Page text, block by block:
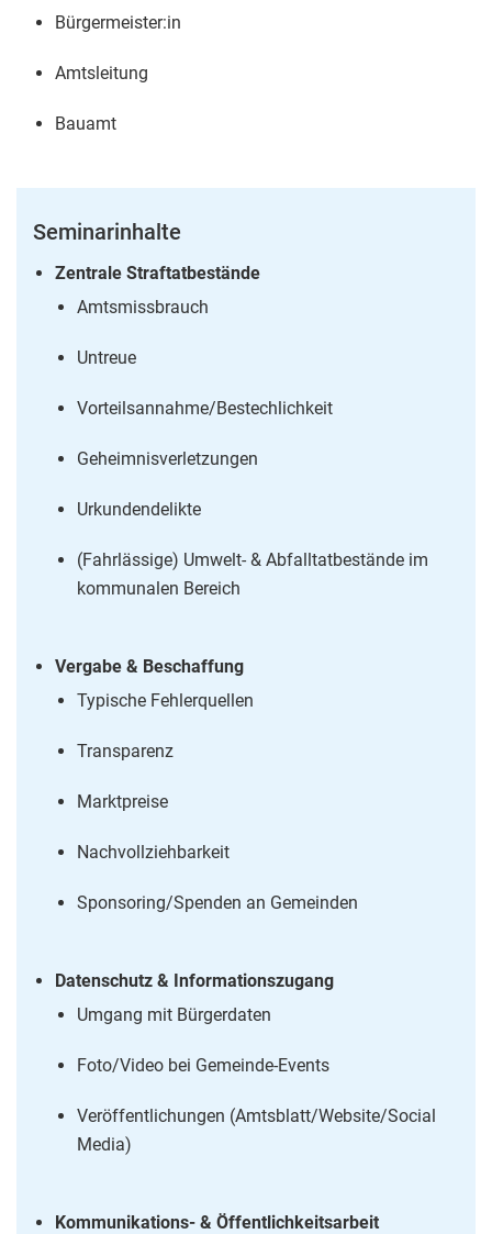
Bürgermeister:in
Amtsleitung
Bauamt
Seminarinhalte
Zentrale Straftatbestände
Amtsmissbrauch
Untreue
Vorteilsannahme/Bestechlichkeit
Geheimnisverletzungen
Urkundendelikte
(Fahrlässige) Umwelt- & Abfalltatbestände im
kommunalen Bereich
Vergabe & Beschaffung
Typische Fehlerquellen
Transparenz
Marktpreise
Nachvollziehbarkeit
Sponsoring/Spenden an Gemeinden
Datenschutz & Informationszugang
Umgang mit Bürgerdaten
Foto/Video bei Gemeinde-Events
Veröffentlichungen (Amtsblatt/Website/Social
Media)
Kommunikations- & Öffentlichkeitsarbeit